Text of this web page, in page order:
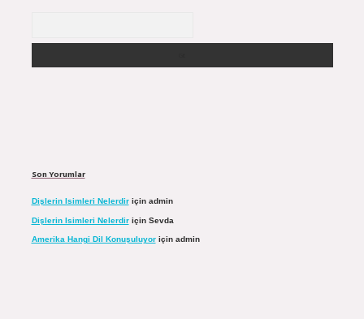
Son Yorumlar
Dişlerin Isimleri Nelerdiriçin admin
Dişlerin Isimleri Nelerdiriçin Sevda
Amerika Hangi Dil Konuşuluyoriçin admin